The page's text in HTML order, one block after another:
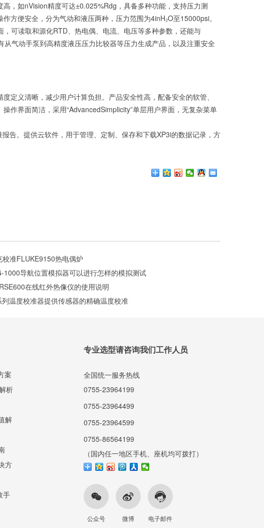
，如nVision精度可达±0.025%Rdg，具备多种功能，支持压力测
方便安全，分为气动和液压两种，压力范围为4inH₂O至15000psi。
可读取和源化RTD、热电偶、电流、电压等多种参数，还能与
气动手泵到高精度液压压力比较器等压力生成产品，以及注重安全
定义清晰，减少用户计算负担。产品安全性高，配备安全的软管、
作界面简洁，采用“AdvancedSimplicity”单层用户界面，无复杂菜单
告。提供云软件，用于管理、定制、保存和下载XP3i的数据记录，方
校准FLUKE9150热电偶炉
1000导航位置模拟器可以进行怎样的模拟测试
在线红外热像仪的使用说明
列温度校准器提供传感器的精确温度校准
案
析
解
方
手
专业选型请咨询我们工作人员
全国统一服务热线
0755-23964199
0755-23964499
0755-23964599
0755-86564199
（国内任一地区手机、座机均可拨打）
公众号 微博 电子邮件